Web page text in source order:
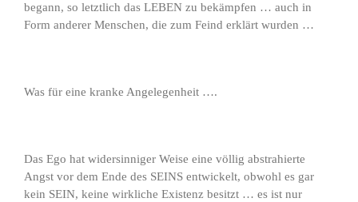
begann, so letztlich das LEBEN zu bekämpfen … auch in
Form anderer Menschen, die zum Feind erklärt wurden …
Was für eine kranke Angelegenheit ….
Das Ego hat widersinniger Weise eine völlig abstrahierte
Angst vor dem Ende des SEINS entwickelt, obwohl es gar
kein SEIN, keine wirkliche Existenz besitzt … es ist nur